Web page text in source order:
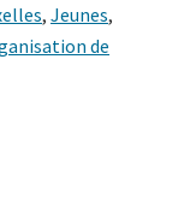
, Jeunes,
de